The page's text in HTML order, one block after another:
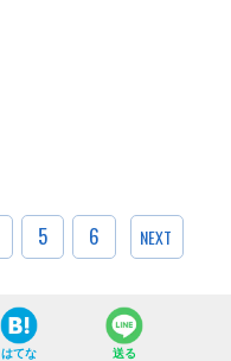
5 6 NEXT
はてな 送る